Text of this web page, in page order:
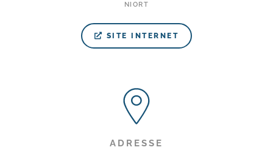
NIORT
SITE INTERNET
ADRESSE